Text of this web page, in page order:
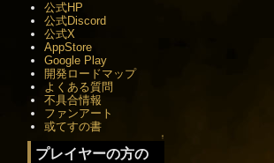
公式HP
公式Discord
公式X
AppStore
Google Play
開発ロードマップ
よくある質問
不具合情報
ファンアート
或てすの書
↑
プレイヤーの方の